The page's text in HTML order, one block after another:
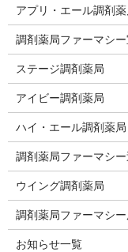
アプリ・エール調剤薬
調剤薬局ファーマシ
ステージ調剤薬局
アイビー調剤薬局
ハイ・エール調剤薬局
調剤薬局ファーマシー
ウイング調剤薬局
調剤薬局ファーマシー
お知らせ一覧